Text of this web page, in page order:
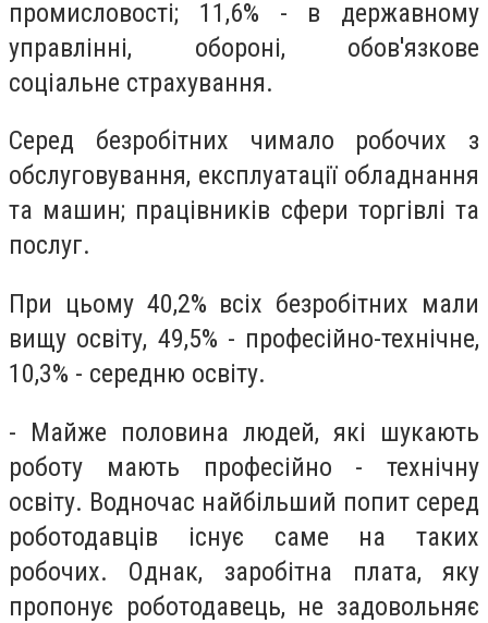
промисловості; 11,6% - в державному
управлінні, обороні, обов'язкове
соціальне страхування.
Серед безробітних чимало робочих з
обслуговування, експлуатації обладнання
та машин; працівників сфери торгівлі та
послуг.
При цьому 40,2% всіх безробітних мали
вищу освіту, 49,5% - професійно-технічне,
10,3% - середню освіту.
- Майже половина людей, які шукають
роботу мають професійно - технічну
освіту. Водночас найбільший попит серед
роботодавців існує саме на таких
робочих. Однак, заробітна плата, яку
пропонує роботодавець, не задовольняє